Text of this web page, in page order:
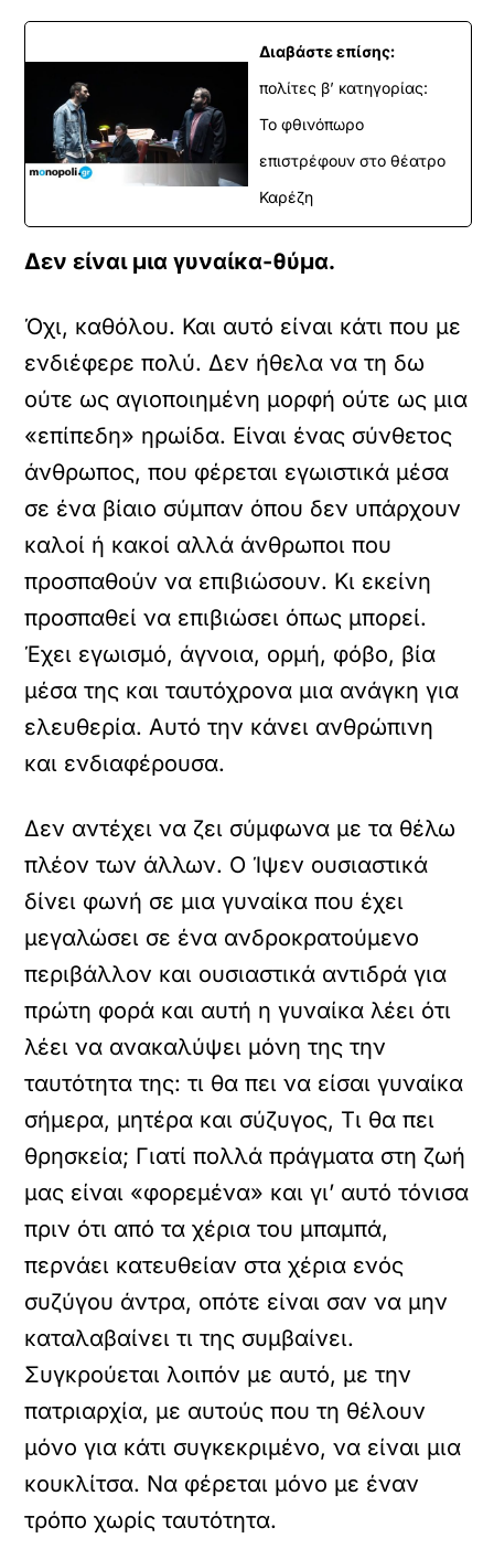
Διαβάστε επίσης:
πολίτες β’ κατηγορίας:
Το φθινόπωρο
επιστρέφουν στο θέατρο
Καρέζη
Δεν είναι μια γυναίκα-θύμα.
Όχι, καθόλου. Και αυτό είναι κάτι που με
ενδιέφερε πολύ. Δεν ήθελα να τη δω
ούτε ως αγιοποιημένη μορφή ούτε ως μια
«επίπεδη» ηρωίδα. Είναι ένας σύνθετος
άνθρωπος, που φέρεται εγωιστικά μέσα
σε ένα βίαιο σύμπαν όπου δεν υπάρχουν
καλοί ή κακοί αλλά άνθρωποι που
προσπαθούν να επιβιώσουν. Κι εκείνη
προσπαθεί να επιβιώσει όπως μπορεί.
Έχει εγωισμό, άγνοια, ορμή, φόβο, βία
μέσα της και ταυτόχρονα μια ανάγκη για
ελευθερία. Αυτό την κάνει ανθρώπινη
και ενδιαφέρουσα.
Δεν αντέχει να ζει σύμφωνα με τα θέλω
πλέον των άλλων. Ο Ίψεν ουσιαστικά
δίνει φωνή σε μια γυναίκα που έχει
μεγαλώσει σε ένα ανδροκρατούμενο
περιβάλλον και ουσιαστικά αντιδρά για
πρώτη φορά και αυτή η γυναίκα λέει ότι
λέει να ανακαλύψει μόνη της την
ταυτότητα της: τι θα πει να είσαι γυναίκα
σήμερα, μητέρα και σύζυγος, Τι θα πει
θρησκεία; Γιατί πολλά πράγματα στη ζωή
μας είναι «φορεμένα» και γι’ αυτό τόνισα
πριν ότι από τα χέρια του μπαμπά,
περνάει κατευθείαν στα χέρια ενός
συζύγου άντρα, οπότε είναι σαν να μην
καταλαβαίνει τι της συμβαίνει.
Συγκρούεται λοιπόν με αυτό, με την
πατριαρχία, με αυτούς που τη θέλουν
μόνο για κάτι συγκεκριμένο, να είναι μια
κουκλίτσα. Να φέρεται μόνο με έναν
τρόπο χωρίς ταυτότητα.